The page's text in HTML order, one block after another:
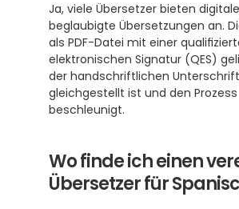
Ja, viele Übersetzer bieten digitale
beglaubigte Übersetzungen an.
als PDF-Datei mit einer
elektronischen Signatur (QES)
der handschriftlichen
gleichgestellt ist und den Prozess
beschleunigt.
Wo finde ich einen
Übersetzer für